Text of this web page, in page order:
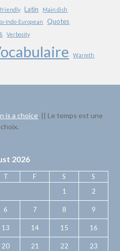
Latin Main dish
Indo-European Quotes
Verbosity
Warmth
is a choice. || Le temps est une
2026
T F S
S
1
2
6 7 8 9
13 14 15 16
20 21 22 23